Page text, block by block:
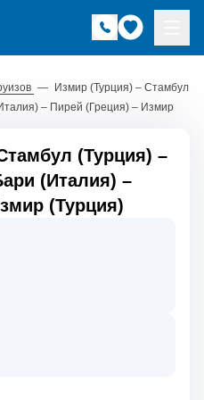
— Измир (Турция) – Стамбул
– Пирей (Греция) – Измир
(Турция) –
(Италия) –
(Турция)